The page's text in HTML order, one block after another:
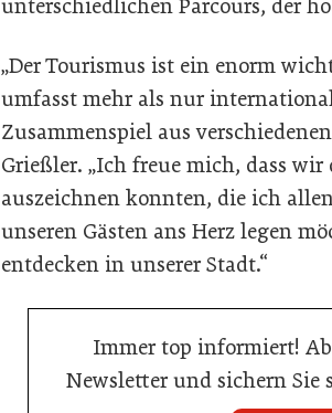
unterschiedlichen Parcours, der
„Der Tourismus ist ein enorm
umfasst mehr als nur
Zusammenspiel aus
Grießler. „Ich freue mich, dass wir
auszeichnen konnten, die ich
unseren Gästen ans Herz legen
entdecken in unserer Stadt.“
Immer top informiert!
Newsletter und sichern